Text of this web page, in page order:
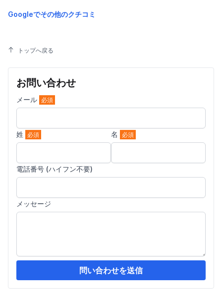
Googleでその他のクチコミ
トップへ戻る
お問い合わせ
メール 必須
姓 必須 名 必須
電話番号 (ハイフン不要)
メッセージ
問い合わせを送信